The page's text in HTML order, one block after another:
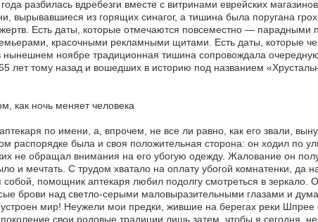
разбилась вдребезги вместе с витринами еврейских
вырывавшиеся из горящих синагог, а тишина была поругана
Есть даты, которые отмечаются повсеместно — парадными
красочными рекламными щитами. Есть даты, которые
нынешнем ноябре традиционная тишина сопровождала
лет тому назад и вошедших в историю под названием
как ночь меняет человека
по имени, а, впрочем, не все ли равно, как его звали,
распорядке была и своя положительная сторона: он ходил по
не обращал внимания на его убогую одежду. Жалование он
и мечтать. С трудом хватало на оплату убогой комнатенки, да
помощник аптекаря любил подолгу смотреться в зеркало.
брови над светло-серыми маловыразительными глазами и
устроен мир! Неужели мои предки, жившие на берегах реки
свои родовые традиции лишь затем, чтобы я сегодня,